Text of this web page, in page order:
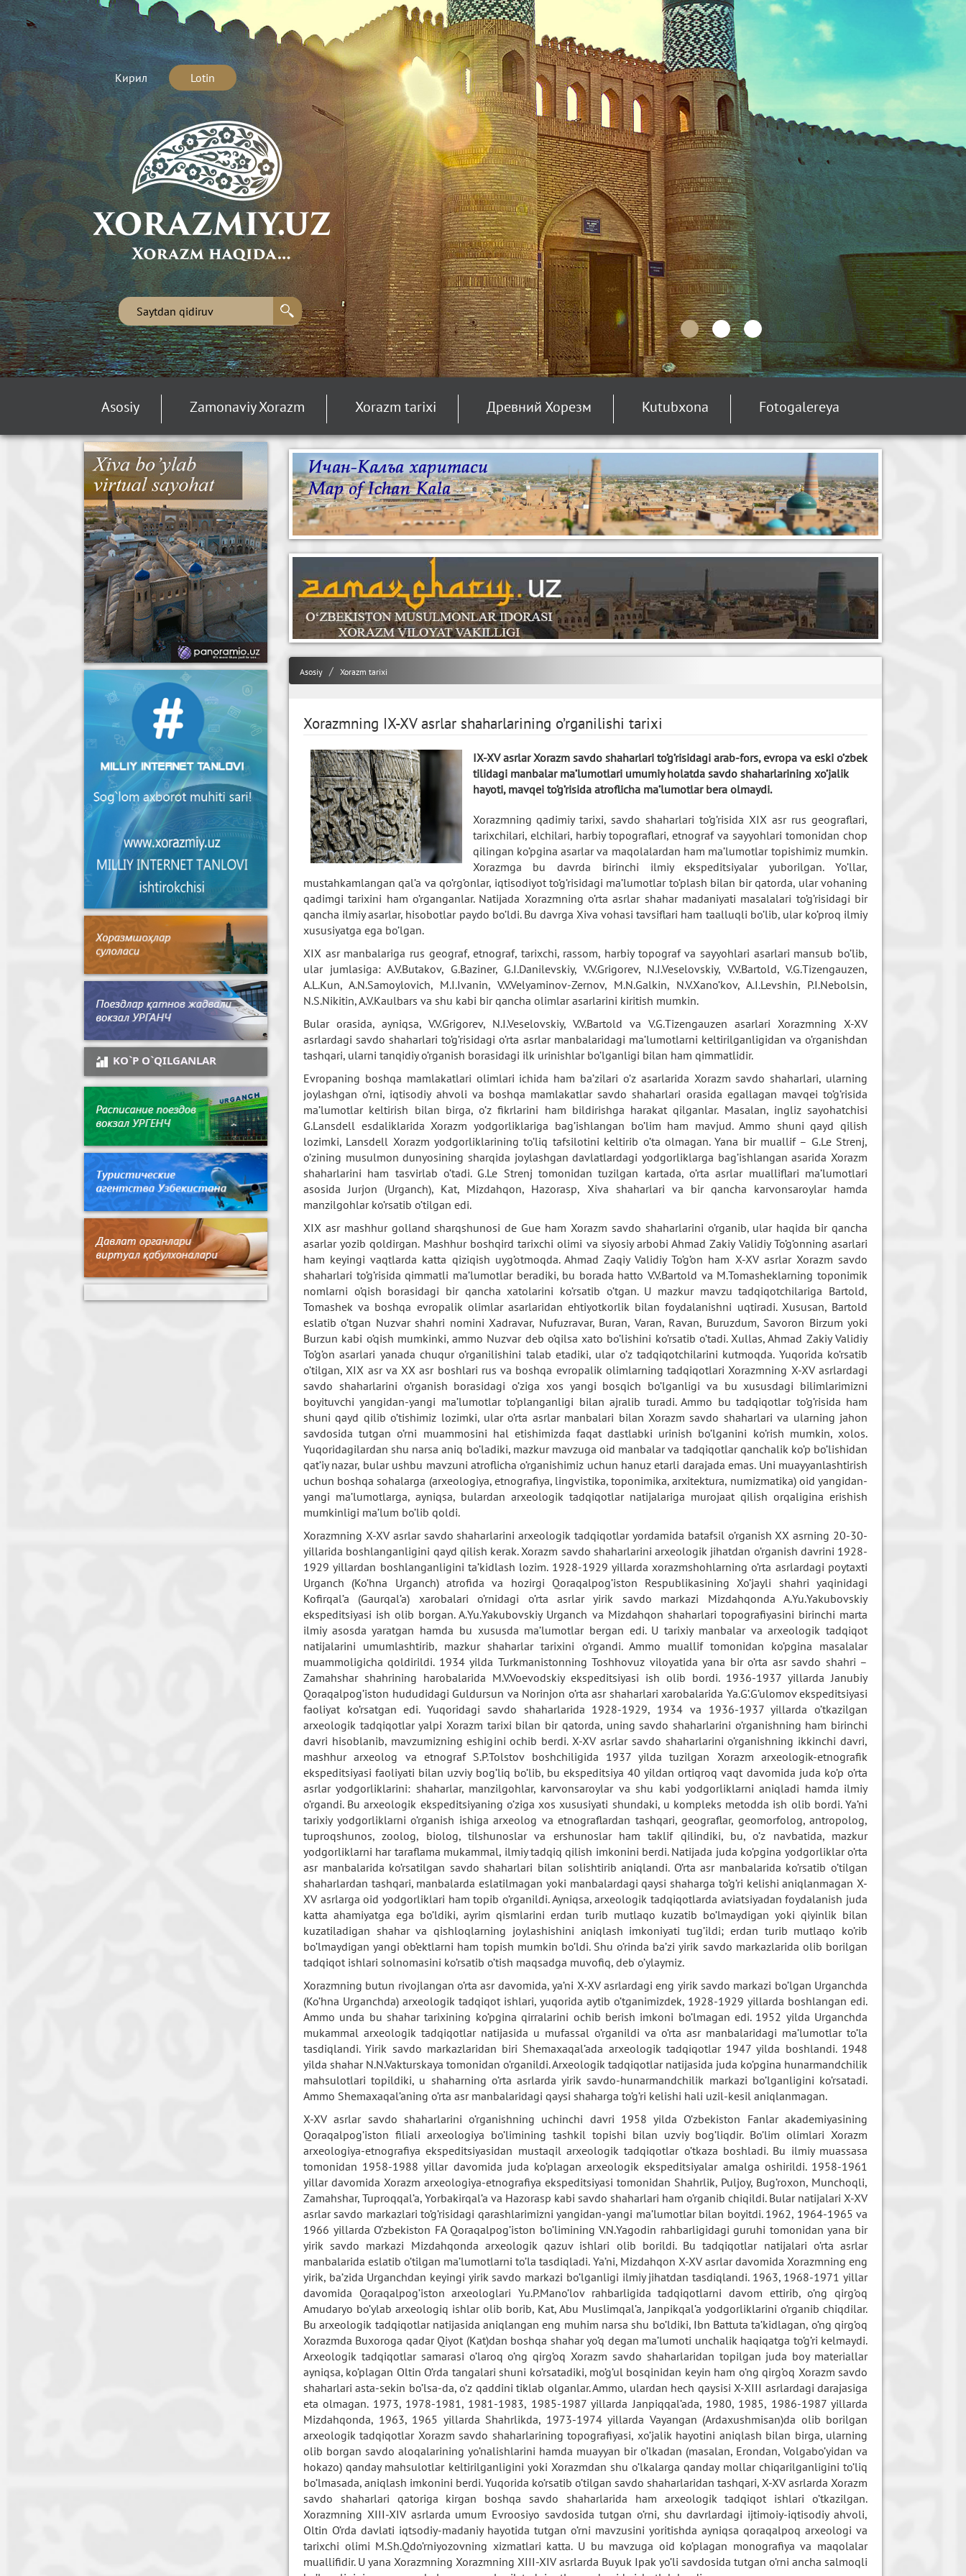
Кирил Lotin
Asosiy Zamonaviy Xorazm Xorazm tarixi Древний Хорезм Kutubxona Fotogalereya
Asosiy Xorazm tarixi
Xorazmning IX-XV asrlar shaharlarining o’rganilishi tarixi
IX-XV asrlar Xorazm savdo shaharlari to’g’risidagi arab-fors, evropa va eski o’zbek
tilidagi manbalar ma’lumotlari umumiy holatda savdo shaharlarining xo’jalik
hayoti, mavqei to’g’risida atroflicha ma’lumotlar bera olmaydi.
Xorazmning qadimiy tarixi, savdo shaharlari to’g’risida XIX asr rus geograflari,
tarixchilari, elchilari, harbiy topograflari, etnograf va sayyohlari tomonidan chop
qilingan ko’pgina asarlar va maqolalardan ham ma’lumotlar topishimiz mumkin.
Xorazmga bu davrda birinchi ilmiy ekspeditsiyalar yuborilgan. Yo’llar,
mustahkamlangan qal’a va qo’rg’onlar, iqtisodiyot to’g’risidagi ma’lumotlar to’plash bilan bir qatorda, ular vohaning
qadimgi tarixini ham o’rganganlar. Natijada Xorazmning o’rta asrlar shahar madaniyati masalalari to’g’risidagi bir
qancha ilmiy asarlar, hisobotlar paydo bo’ldi. Bu davrga Xiva vohasi tavsiflari ham taalluqli bo’lib, ular ko’proq ilmiy
xususiyatga ega bo’lgan.
XIX asr manbalariga rus geograf, etnograf, tarixchi, rassom, harbiy topograf va sayyohlari asarlari mansub bo’lib,
ular jumlasiga: A.V.Butakov, G.Baziner, G.I.Danilevskiy, V.V.Grigorev, N.I.Veselovskiy, V.V.Bartold, V.G.Tizengauzen,
A.L.Kun, A.N.Samoylovich, M.I.Ivanin, V.V.Velyaminov-Zernov, M.N.Galkin, N.V.Xano’kov, A.I.Levshin, P.I.Nebolsin,
N.S.Nikitin, A.V.Kaulbars va shu kabi bir qancha olimlar asarlarini kiritish mumkin.
Bular orasida, ayniqsa, V.V.Grigorev, N.I.Veselovskiy, V.V.Bartold va V.G.Tizengauzen asarlari Xorazmning X-XV
asrlardagi savdo shaharlari to’g’risidagi o’rta asrlar manbalaridagi ma’lumotlarni keltirilganligidan va o’rganishdan
tashqari, ularni tanqidiy o’rganish borasidagi ilk urinishlar bo’lganligi bilan ham qimmatlidir.
Evropaning boshqa mamlakatlari olimlari ichida ham ba’zilari o’z asarlarida Xorazm savdo shaharlari, ularning
joylashgan o’rni, iqtisodiy ahvoli va boshqa mamlakatlar savdo shaharlari orasida egallagan mavqei to’g’risida
ma’lumotlar keltirish bilan birga, o’z fikrlarini ham bildirishga harakat qilganlar. Masalan, ingliz sayohatchisi
G.Lansdell esdaliklarida Xorazm yodgorliklariga bag’ishlangan bo’lim ham mavjud. Ammo shuni qayd qilish
lozimki, Lansdell Xorazm yodgorliklarining to’liq tafsilotini keltirib o’ta olmagan. Yana bir muallif – G.Le Strenj,
o’zining musulmon dunyosining sharqida joylashgan davlatlardagi yodgorliklarga bag’ishlangan asarida Xorazm
shaharlarini ham tasvirlab o’tadi. G.Le Strenj tomonidan tuzilgan kartada, o’rta asrlar mualliflari ma’lumotlari
asosida Jurjon (Urganch), Kat, Mizdahqon, Hazorasp, Xiva shaharlari va bir qancha karvonsaroylar hamda
manzilgohlar ko’rsatib o’tilgan edi.
XIX asr mashhur golland sharqshunosi de Gue ham Xorazm savdo shaharlarini o’rganib, ular haqida bir qancha
asarlar yozib qoldirgan. Mashhur boshqird tarixchi olimi va siyosiy arbobi Ahmad Zakiy Validiy To’g’onning asarlari
ham keyingi vaqtlarda katta qiziqish uyg’otmoqda. Ahmad Zaqiy Validiy To’g’on ham X-XV asrlar Xorazm savdo
shaharlari to’g’risida qimmatli ma’lumotlar beradiki, bu borada hatto V.V.Bartold va M.Tomasheklarning toponimik
nomlarni o’qish borasidagi bir qancha xatolarini ko’rsatib o’tgan. U mazkur mavzu tadqiqotchilariga Bartold,
Tomashek va boshqa evropalik olimlar asarlaridan ehtiyotkorlik bilan foydalanishni uqtiradi. Xususan, Bartold
eslatib o’tgan Nuzvar shahri nomini Xadravar, Nufuzravar, Buran, Varan, Ravan, Buruzdum, Savoron Birzum yoki
Burzun kabi o’qish mumkinki, ammo Nuzvar deb o’qilsa xato bo’lishini ko’rsatib o’tadi. Xullas, Ahmad Zakiy Validiy
To’g’on asarlari yanada chuqur o’rganilishini talab etadiki, ular o’z tadqiqotchilarini kutmoqda. Yuqorida ko’rsatib
o’tilgan, XIX asr va XX asr boshlari rus va boshqa evropalik olimlarning tadqiqotlari Xorazmning X-XV asrlardagi
savdo shaharlarini o’rganish borasidagi o’ziga xos yangi bosqich bo’lganligi va bu xususdagi bilimlarimizni
boyituvchi yangidan-yangi ma’lumotlar to’planganligi bilan ajralib turadi. Ammo bu tadqiqotlar to’g’risida ham
shuni qayd qilib o’tishimiz lozimki, ular o’rta asrlar manbalari bilan Xorazm savdo shaharlari va ularning jahon
savdosida tutgan o’rni muammosini hal etishimizda faqat dastlabki urinish bo’lganini ko’rish mumkin, xolos.
Yuqoridagilardan shu narsa aniq bo’ladiki, mazkur mavzuga oid manbalar va tadqiqotlar qanchalik ko’p bo’lishidan
qat’iy nazar, bular ushbu mavzuni atroflicha o’rganishimiz uchun hanuz etarli darajada emas. Uni muayyanlashtirish
uchun boshqa sohalarga (arxeologiya, etnografiya, lingvistika, toponimika, arxitektura, numizmatika) oid yangidan-
yangi ma’lumotlarga, ayniqsa, bulardan arxeologik tadqiqotlar natijalariga murojaat qilish orqaligina erishish
mumkinligi ma’lum bo’lib qoldi.
Xorazmning X-XV asrlar savdo shaharlarini arxeologik tadqiqotlar yordamida batafsil o’rganish XX asrning 20-30-
yillarida boshlanganligini qayd qilish kerak. Xorazm savdo shaharlarini arxeologik jihatdan o’rganish davrini 1928-
1929 yillardan boshlanganligini ta’kidlash lozim. 1928-1929 yillarda xorazmshohlarning o’rta asrlardagi poytaxti
Urganch (Ko’hna Urganch) atrofida va hozirgi Qoraqalpog’iston Respublikasining Xo’jayli shahri yaqinidagi
Kofirqal’a (Gaurqal’a) xarobalari o’rnidagi o’rta asrlar yirik savdo markazi Mizdahqonda A.Yu.Yakubovskiy
ekspeditsiyasi ish olib borgan. A.Yu.Yakubovskiy Urganch va Mizdahqon shaharlari topografiyasini birinchi marta
ilmiy asosda yaratgan hamda bu xususda ma’lumotlar bergan edi. U tarixiy manbalar va arxeologik tadqiqot
natijalarini umumlashtirib, mazkur shaharlar tarixini o’rgandi. Ammo muallif tomonidan ko’pgina masalalar
muammoligicha qoldirildi. 1934 yilda Turkmanistonning Toshhovuz viloyatida yana bir o’rta asr savdo shahri –
Zamahshar shahrining harobalarida M.V.Voevodskiy ekspeditsiyasi ish olib bordi. 1936-1937 yillarda Janubiy
Qoraqalpog’iston hududidagi Guldursun va Norinjon o’rta asr shaharlari xarobalarida Ya.G’.G’ulomov ekspeditsiyasi
faoliyat ko’rsatgan edi. Yuqoridagi savdo shaharlarida 1928-1929, 1934 va 1936-1937 yillarda o’tkazilgan
arxeologik tadqiqotlar yalpi Xorazm tarixi bilan bir qatorda, uning savdo shaharlarini o’rganishning ham birinchi
davri hisoblanib, mavzumizning eshigini ochib berdi. X-XV asrlar savdo shaharlarini o’rganishning ikkinchi davri,
mashhur arxeolog va etnograf S.P.Tolstov boshchiligida 1937 yilda tuzilgan Xorazm arxeologik-etnografik
ekspeditsiyasi faoliyati bilan uzviy bog’liq bo’lib, bu ekspeditsiya 40 yildan ortiqroq vaqt davomida juda ko’p o’rta
asrlar yodgorliklarini: shaharlar, manzilgohlar, karvonsaroylar va shu kabi yodgorliklarni aniqladi hamda ilmiy
o’rgandi. Bu arxeologik ekspeditsiyaning o’ziga xos xususiyati shundaki, u kompleks metodda ish olib bordi. Ya’ni
tarixiy yodgorliklarni o’rganish ishiga arxeolog va etnograflardan tashqari, geograflar, geomorfolog, antropolog,
tuproqshunos, zoolog, biolog, tilshunoslar va ershunoslar ham taklif qilindiki, bu, o’z navbatida, mazkur
yodgorliklarni har taraflama mukammal, ilmiy tadqiq qilish imkonini berdi. Natijada juda ko’pgina yodgorliklar o’rta
asr manbalarida ko’rsatilgan savdo shaharlari bilan solishtirib aniqlandi. O’rta asr manbalarida ko’rsatib o’tilgan
shaharlardan tashqari, manbalarda eslatilmagan yoki manbalardagi qaysi shaharga to’g’ri kelishi aniqlanmagan X-
XV asrlarga oid yodgorliklari ham topib o’rganildi. Ayniqsa, arxeologik tadqiqotlarda aviatsiyadan foydalanish juda
katta ahamiyatga ega bo’ldiki, ayrim qismlarini erdan turib mutlaqo kuzatib bo’lmaydigan yoki qiyinlik bilan
kuzatiladigan shahar va qishloqlarning joylashishini aniqlash imkoniyati tug’ildi; erdan turib mutlaqo ko’rib
bo’lmaydigan yangi ob’ektlarni ham topish mumkin bo’ldi. Shu o’rinda ba’zi yirik savdo markazlarida olib borilgan
tadqiqot ishlari solnomasini ko’rsatib o’tish maqsadga muvofiq, deb o’ylaymiz.
Xorazmning butun rivojlangan o’rta asr davomida, ya’ni X-XV asrlardagi eng yirik savdo markazi bo’lgan Urganchda
(Ko’hna Urganchda) arxeologik tadqiqot ishlari, yuqorida aytib o’tganimizdek, 1928-1929 yillarda boshlangan edi.
Ammo unda bu shahar tarixining ko’pgina qirralarini ochib berish imkoni bo’lmagan edi. 1952 yilda Urganchda
mukammal arxeologik tadqiqotlar natijasida u mufassal o’rganildi va o’rta asr manbalaridagi ma’lumotlar to’la
tasdiqlandi. Yirik savdo markazlaridan biri Shemaxaqal’ada arxeologik tadqiqotlar 1947 yilda boshlandi. 1948
yilda shahar N.N.Vakturskaya tomonidan o’rganildi. Arxeologik tadqiqotlar natijasida juda ko’pgina hunarmandchilik
mahsulotlari topildiki, u shaharning o’rta asrlarda yirik savdo-hunarmandchilik markazi bo’lganligini ko’rsatadi.
Ammo Shemaxaqal’aning o’rta asr manbalaridagi qaysi shaharga to’g’ri kelishi hali uzil-kesil aniqlanmagan.
X-XV asrlar savdo shaharlarini o’rganishning uchinchi davri 1958 yilda O’zbekiston Fanlar akademiyasining
Qoraqalpog’iston filiali arxeologiya bo’limining tashkil topishi bilan uzviy bog’liqdir. Bo’lim olimlari Xorazm
arxeologiya-etnografiya ekspeditsiyasidan mustaqil arxeologik tadqiqotlar o’tkaza boshladi. Bu ilmiy muassasa
tomonidan 1958-1988 yillar davomida juda ko’plagan arxeologik ekspeditsiyalar amalga oshirildi. 1958-1961
yillar davomida Xorazm arxeologiya-etnografiya ekspeditsiyasi tomonidan Shahrlik, Puljoy, Bug’roxon, Munchoqli,
Zamahshar, Tuproqqal’a, Yorbakirqal’a va Hazorasp kabi savdo shaharlari ham o’rganib chiqildi. Bular natijalari X-XV
asrlar savdo markazlari to’g’risidagi qarashlarimizni yangidan-yangi ma’lumotlar bilan boyitdi. 1962, 1964-1965 va
1966 yillarda O’zbekiston FA Qoraqalpog’iston bo’limining V.N.Yagodin rahbarligidagi guruhi tomonidan yana bir
yirik savdo markazi Mizdahqonda arxeologik qazuv ishlari olib borildi. Bu tadqiqotlar natijalari o’rta asrlar
manbalarida eslatib o’tilgan ma’lumotlarni to’la tasdiqladi. Ya’ni, Mizdahqon X-XV asrlar davomida Xorazmning eng
yirik, ba’zida Urganchdan keyingi yirik savdo markazi bo’lganligi ilmiy jihatdan tasdiqlandi. 1963, 1968-1971 yillar
davomida Qoraqalpog’iston arxeologlari Yu.P.Mano’lov rahbarligida tadqiqotlarni davom ettirib, o’ng qirg’oq
Amudaryo bo’ylab arxeologiq ishlar olib borib, Kat, Abu Muslimqal’a, Janpikqal’a yodgorliklarini o’rganib chiqdilar.
Bu arxeologik tadqiqotlar natijasida aniqlangan eng muhim narsa shu bo’ldiki, Ibn Battuta ta’kidlagan, o’ng qirg’oq
Xorazmda Buxoroga qadar Qiyot (Kat)dan boshqa shahar yo’q degan ma’lumoti unchalik haqiqatga to’g’ri kelmaydi.
Arxeologik tadqiqotlar samarasi o’laroq o’ng qirg’oq Xorazm savdo shaharlaridan topilgan juda boy materiallar
ayniqsa, ko’plagan Oltin O’rda tangalari shuni ko’rsatadiki, mo’g’ul bosqinidan keyin ham o’ng qirg’oq Xorazm savdo
shaharlari asta-sekin bo’lsa-da, o’z qaddini tiklab olganlar. Ammo, ulardan hech qaysisi X-XIII asrlardagi darajasiga
eta olmagan. 1973, 1978-1981, 1981-1983, 1985-1987 yillarda Janpiqqal’ada, 1980, 1985, 1986-1987 yillarda
Mizdahqonda, 1963, 1965 yillarda Shahrlikda, 1973-1974 yillarda Vayangan (Ardaxushmisan)da olib borilgan
arxeologik tadqiqotlar Xorazm savdo shaharlarining topografiyasi, xo’jalik hayotini aniqlash bilan birga, ularning
olib borgan savdo aloqalarining yo’nalishlarini hamda muayyan bir o’lkadan (masalan, Erondan, Volgabo’yidan va
hokazo) qanday mahsulotlar keltirilganligini yoki Xorazmdan shu o’lkalarga qanday mollar chiqarilganligini to’liq
bo’lmasada, aniqlash imkonini berdi. Yuqorida ko’rsatib o’tilgan savdo shaharlaridan tashqari, X-XV asrlarda Xorazm
savdo shaharlari qatoriga kirgan boshqa savdo shaharlarida ham arxeologik tadqiqot ishlari o’tkazilgan.
Xorazmning XIII-XIV asrlarda umum Evroosiyo savdosida tutgan o’rni, shu davrlardagi ijtimoiy-iqtisodiy ahvoli,
Oltin O’rda davlati iqtsodiy-madaniy hayotida tutgan o’rni mavzusini yoritishda ayniqsa qoraqalpoq arxeologi va
tarixchi olimi M.Sh.Qdo’rniyozovning xizmatlari katta. U bu mavzuga oid ko’plagan monografiya va maqolalar
muallifidir. U yana Xorazmning Xorazmning XIII-XIV asrlarda Buyuk Ipak yo’li savdosida tutgan o’rni ancha salmoqli
KO`P O`QILGANLAR